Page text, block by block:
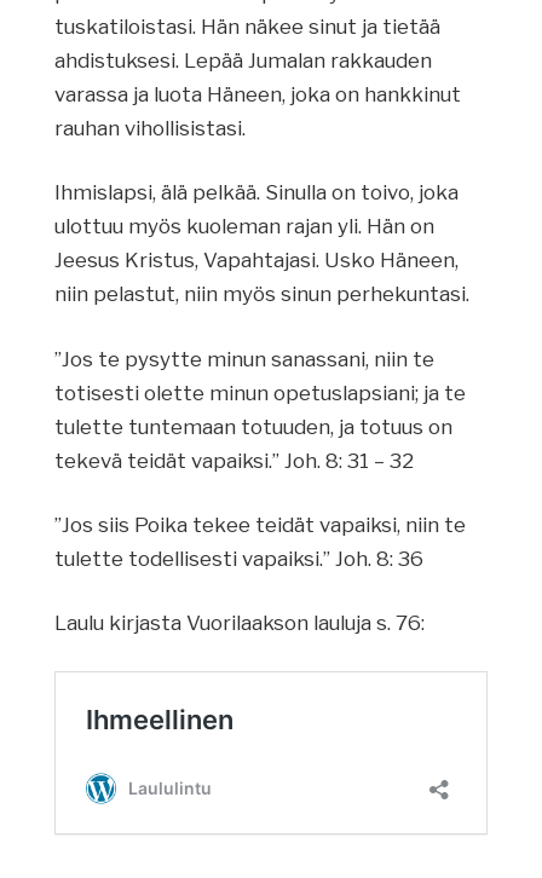
tuskatiloistasi. Hän näkee sinut ja tietää
ahdistuksesi. Lepää Jumalan rakkauden
varassa ja luota Häneen, joka on hankkinut
rauhan vihollisistasi.
Ihmislapsi, älä pelkää. Sinulla on toivo, joka
ulottuu myös kuoleman rajan yli. Hän on
Jeesus Kristus, Vapahtajasi. Usko Häneen,
niin pelastut, niin myös sinun perhekuntasi.
”Jos te pysytte minun sanassani, niin te
totisesti olette minun opetuslapsiani; ja te
tulette tuntemaan totuuden, ja totuus on
tekevä teidät vapaiksi.” Joh. 8: 31 – 32
”Jos siis Poika tekee teidät vapaiksi, niin te
tulette todellisesti vapaiksi.” Joh. 8: 36
Laulu kirjasta Vuorilaakson lauluja s. 76: